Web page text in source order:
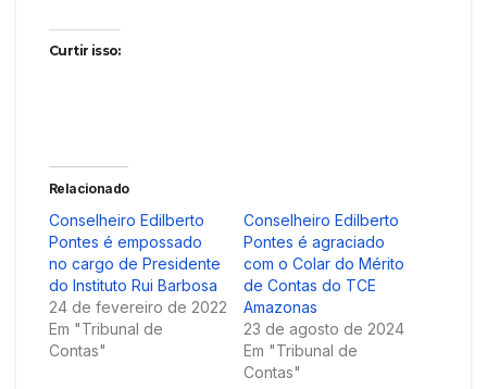
Curtir isso:
Relacionado
Conselheiro Edilberto
Pontes é empossado
no cargo de Presidente
do Instituto Rui Barbosa
24 de fevereiro de 2022
Em "Tribunal de
Contas"
Conselheiro Edilberto
Pontes é agraciado
com o Colar do Mérito
de Contas do TCE
Amazonas
23 de agosto de 2024
Em "Tribunal de
Contas"